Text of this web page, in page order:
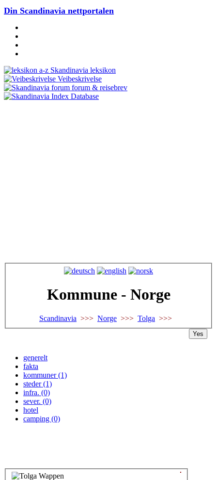
Din Scandinavia nettportalen
Skandinavia leksikon
Veibeskrivelse
forum & reisebrev
Database
Kommune - Norge
Scandinavia >>> Norge >>> Tolga
generelt
fakta
kommuner (1)
steder (1)
infra. (0)
sever. (0)
hotel
camping (0)
Yes